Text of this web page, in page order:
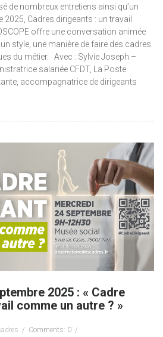
de nombreux entretiens ainsi qu’un
2025, Cadres dirigeants : un travail
offre une conversation animée
style, une manière de faire des cadres
du métier. Avec : Sylvie Joseph –
salariée CFDT, La Poste
accompagnatrice de dirigeants
2025 : « Cadre
comme un autre ? »
Comments: 0